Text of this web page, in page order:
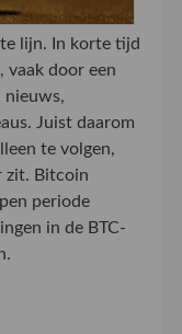
lijn. In korte tijd
vaak door een
nieuws,
Juist daarom
te volgen,
zit. Bitcoin
periode
in de BTC-